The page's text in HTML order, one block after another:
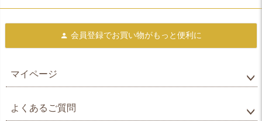
会員登録でお買い物がもっと便利に
マイページ
よくあるご質問